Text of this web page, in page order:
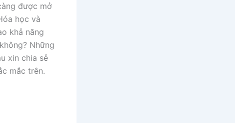
được mở
học và
khả năng
Những
xin chia sẻ
mắc trên.